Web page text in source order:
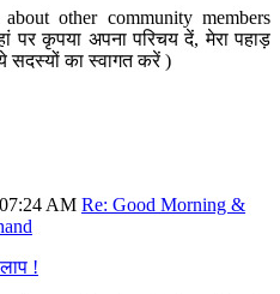
other community members
पर कृपया अपना परिचय दें, मेरा पहाड़
का स्वागत करें )
AM Re: Good Morning &
!